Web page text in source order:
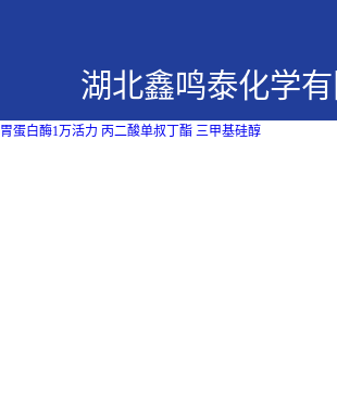
湖北鑫鸣泰化学
胃蛋白酶1万活力 丙二酸单叔丁酯 三甲基硅醇